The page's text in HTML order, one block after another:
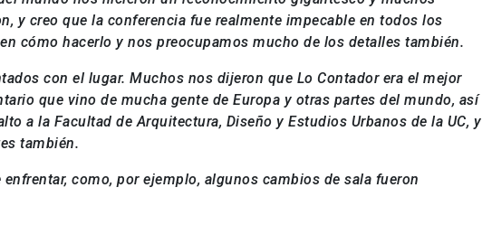
y creo que la conferencia fue realmente impecable en todos los
cómo hacerlo y nos preocupamos mucho de los detalles también.
con el lugar. Muchos nos dijeron que Lo Contador era el mejor
que vino de mucha gente de Europa y otras partes del mundo, así
a la Facultad de Arquitectura, Diseño y Estudios Urbanos de la UC, y
también.
como, por ejemplo, algunos cambios de sala fueron